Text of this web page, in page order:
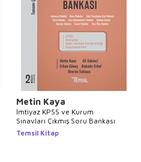
Metin Kaya
İmtiyaz KPSS ve Kurum
Sınavları Çıkmış Soru Bankası
Temsil Kitap